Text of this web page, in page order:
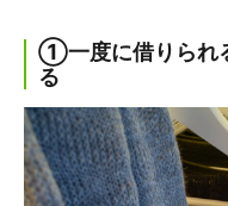
①一度に借りられ
る